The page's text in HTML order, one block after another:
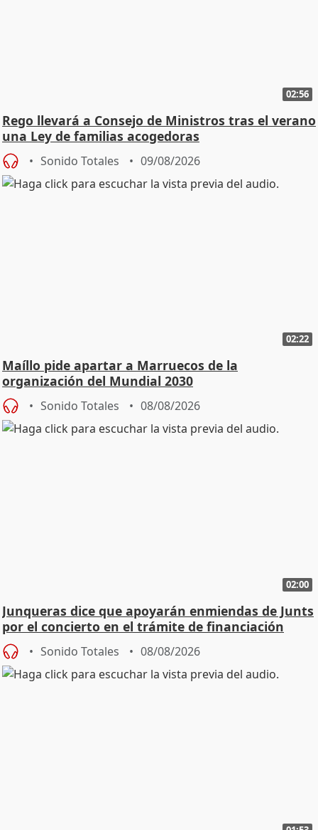
02:56
Rego llevará a Consejo de Ministros tras el verano
una Ley de familias acogedoras
Sonido Totales 09/08/2026
02:22
Maíllo pide apartar a Marruecos de la
organización del Mundial 2030
Sonido Totales 08/08/2026
02:00
Junqueras dice que apoyarán enmiendas de Junts
por el concierto en el trámite de financiación
Sonido Totales 08/08/2026